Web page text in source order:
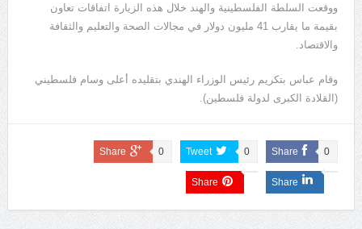
ووقعت السلطة الفلسطينية والهند خلال هذه الزيارة اتفاقات تعاون
بقيمة ما يقارب 41 مليون دولار في مجالات الصحة والتعليم والثقافة
والاقتصاد.
وقام عباس بتكريم رئيس الوزراء الهندي بتقليده أعلى وسام فلسطيني
(القلادة الكبرى لدولة فلسطين).
Share 0
Tweet 0
Share 0
Share
Share